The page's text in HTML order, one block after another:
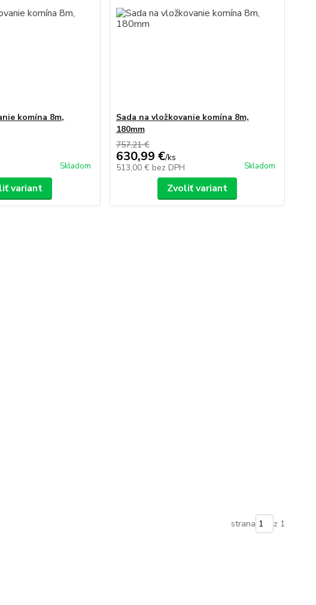
komína 8m,
Skladom
variant
Sada na vložkovanie komína 8m,
180mm
757,21 €
630,99 €/ks
513,00 € bez DPH Skladom
Zvoliť variant
strana z 1